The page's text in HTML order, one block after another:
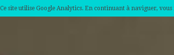
Ce site utilise Google Analytics. En continuant à naviguer,